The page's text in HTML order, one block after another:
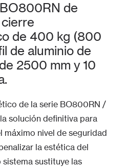
de
de 400 kg (800
de aluminio de
2500 mm y 10
de la serie BO800RN /
solución definitiva para
máximo nivel de seguridad
la estética del
sustituye las